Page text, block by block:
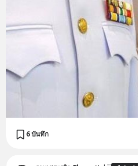
6 บันทึก